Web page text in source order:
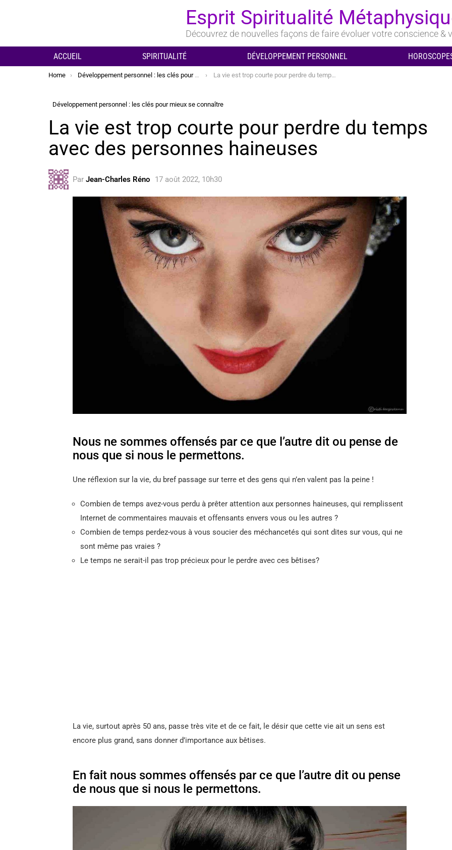
Esprit Spiritualité
Découvrez de nouvelles façons de faire évoluer votre conscience &
ACCUEIL SPIRITUALITÉ DÉVELOPPEMENT PERSONNEL
You are here:
Home Développement personnel : les clés pour mieux se connaître La vie est trop courte pour perdre du temps avec des personnes haineuses
Développement personnel : les clés pour mieux se connaître
La vie est trop courte pour perdre du temps
avec des personnes haineuses
Par Jean-Charles Réno 17 août 2022, 10h30
Nous ne sommes offensés par ce que l’autre dit ou pense de
nous que si nous le permettons.
Une réflexion sur la vie, du bref passage sur terre et des gens qui n’en valent pas la peine !
Combien de temps avez-vous perdu à prêter attention aux personnes haineuses, qui remplissent
Internet de commentaires mauvais et offensants envers vous ou les autres ?
Combien de temps perdez-vous à vous soucier des méchancetés qui sont dites sur vous, qui ne
sont même pas vraies ?
Le temps ne serait-il pas trop précieux pour le perdre avec ces bêtises?
La vie, surtout après 50 ans, passe très vite et de ce fait, le désir que cette vie ait un sens est
encore plus grand, sans donner d’importance aux bêtises.
En fait nous sommes offensés par ce que l’autre dit ou pense
de nous que si nous le permettons.